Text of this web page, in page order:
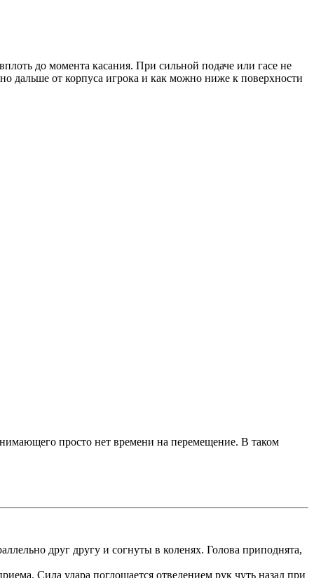
до момента касания. При сильной подаче или гасе не
дальше от корпуса игрока и как можно ниже к поверхности
просто нет времени на перемещение. В таком
друг другу и согнуты в коленях. Голова приподнята,
Сила удара поглощается отведением рук чуть назад при